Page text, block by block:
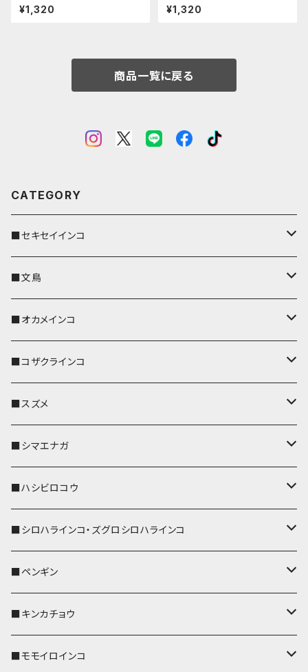
モノトーン キャメル せきせい
いんこ
¥1,320
顔 モノトーン ブラック おか
めいんこ
¥1,320
商品一覧に戻る
CATEGORY
■セキセイインコ
キーカバー
キーホルダー
パスケース
リール付きストラップ
リールのみ
ストラップ付
IDカードホルダー
キーケース
名刺入れ・カードケース
コインケース
メガネケース
ポシェット・バッグ
■文鳥
キーカバー
キーホルダー
パスケース
リール付きストラップ
リールのみ
ストラップ付
キーケース
名刺入れ・カードケース
メガネケース
IDカードホルダー
ポシェット・バッグ
■オカメインコ
キーカバー
キーホルダー
パスケース
IDカードホルダー
リール付きストラップ
リールのみ
ストラップ付
キーケース
名刺入れ・カードケース
ポシェット・バッグ
■コザクラインコ
キーカバー
キーホルダー
パスケース
リール付きストラップ
リールのみ
ストラップ付
メガネケース
コインケース
IDカードホルダー
■スズメ
キーカバー
キーホルダー
パスケース
リール付きストラップ
リールのみ
ストラップ付
IDカードホルダー
メガネケース
■シマエナガ
キーカバー
キーホルダー
パスケース
IDカードホルダー
リール付きストラップ
■ハシビロコウ
キーカバー
キーホルダー
リール付きストラップ
リールのみ
レザートレイ
■シロハラインコ・ズグロシロハラインコ
キーカバー
キーホルダー
リール付きストラップ
■ペンギン
キーカバー
キーホルダー
■キンカチョウ
キーカバー
■モモイロインコ